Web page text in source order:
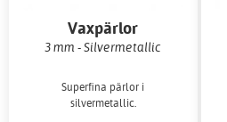
Vaxpärlor
3 mm - Silvermetallic
Superfina pärlor i
silvermetallic.